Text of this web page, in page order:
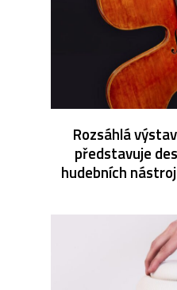
Rozsáhlá
představuje
hudebních